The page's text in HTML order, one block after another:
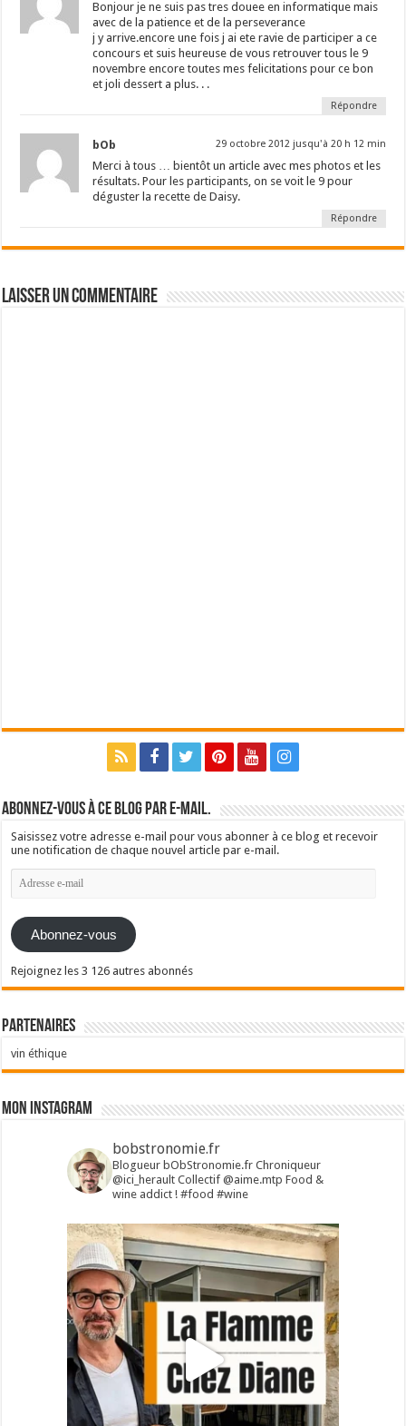
Bonjour je ne suis pas tres douee en informatique mais
avec de la patience et de la perseverance
j y arrive.encore une fois j ai ete ravie de participer a ce
concours et suis heureuse de vous retrouver tous le 9
novembre encore toutes mes felicitations pour ce bon
et joli dessert a plus. . .
Répondre
bOb 29 octobre 2012 jusqu'à 20 h 12 min
Merci à tous … bientôt un article avec mes photos et les
résultats. Pour les participants, on se voit le 9 pour
déguster la recette de Daisy.
Répondre
Laisser un commentaire
Abonnez-vous à ce blog par e-mail.
Saisissez votre adresse e-mail pour vous abonner à ce blog et recevoir
une notification de chaque nouvel article par e-mail.
Adresse
e-
Abonnez-vous
Rejoignez les 3 126 autres abonnés
Partenaires
vin éthique
Mon Instagram
bobstronomie.fr
Blogueur bObStronomie.fr Chroniqueur
@ici_heraultCollectif @aime.mtp Food &
wine addict !#food #wine